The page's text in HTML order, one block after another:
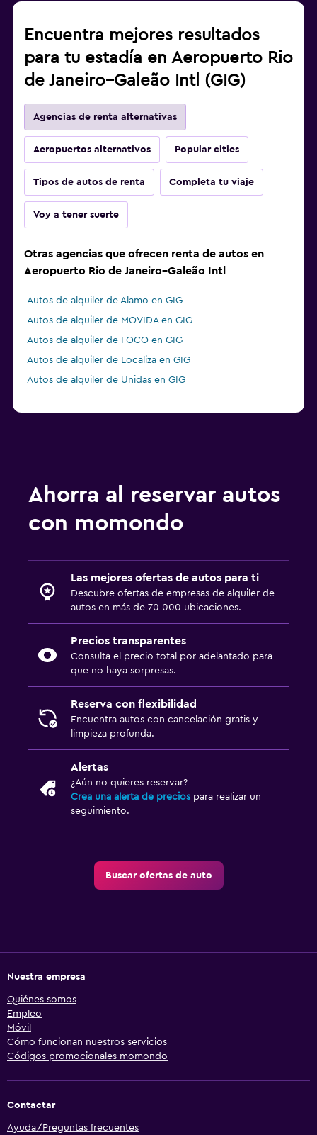
Encuentra mejores resultados
para tu estadía en Aeropuerto Rio
de Janeiro–Galeão Intl (GIG)
Agencias de renta alternativas
Aeropuertos alternativos Popular cities
Tipos de autos de renta Completa tu viaje
Voy a tener suerte
Otras agencias que ofrecen renta de autos en
Aeropuerto Rio de Janeiro–Galeão Intl
Autos de alquiler de Alamo en GIG
Autos de alquiler de MOVIDA en GIG
Autos de alquiler de FOCO en GIG
Autos de alquiler de Localiza en GIG
Autos de alquiler de Unidas en GIG
Ahorra al reservar autos
con momondo
Las mejores ofertas de autos para ti
Descubre ofertas de empresas de alquiler de
autos en más de 70 000 ubicaciones.
Precios transparentes
Consulta el precio total por adelantado para
que no haya sorpresas.
Reserva con flexibilidad
Encuentra autos con cancelación gratis y
limpieza profunda.
Alertas
¿Aún no quieres reservar?
Crea una alerta de precios para realizar un
seguimiento.
Buscar ofertas de auto
Nuestra empresa
Quiénes somos
Empleo
Móvil
Cómo funcionan nuestros servicios
Códigos promocionales momondo
Contactar
Ayuda/Preguntas frecuentes